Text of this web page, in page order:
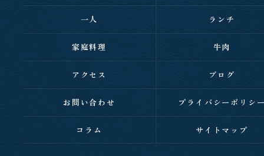
一人 ランチ
家庭料理 牛肉
アクセス ブログ
お問い合わせ プライバシーポリシ
コラム サイトマップ